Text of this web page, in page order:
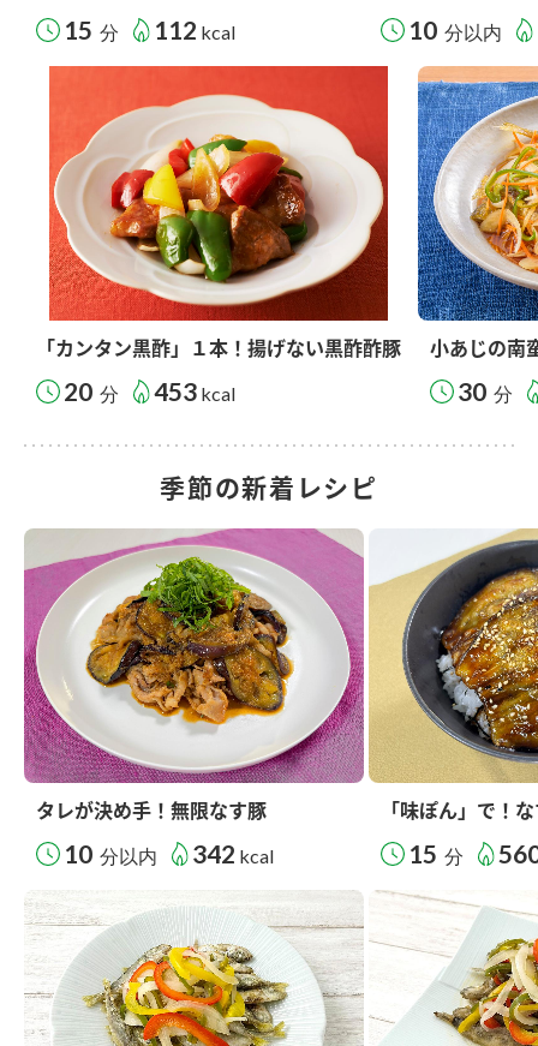
15 分 112 kcal 10 分以内
「カンタン黒酢」１本！揚げない黒酢酢豚
20 分 453 kcal
小あじの南
30 分
季節の新着レシピ
タレが決め手！無限なす豚
10 分以内 342 kcal
「味ぽん」で！
15 分